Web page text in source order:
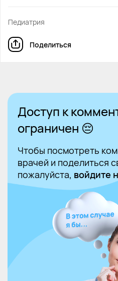
Педиатрия
Поделиться
Доступ к
ограничен 😔
Чтобы посмотреть
врачей и поделиться
пожалуйста, войдите